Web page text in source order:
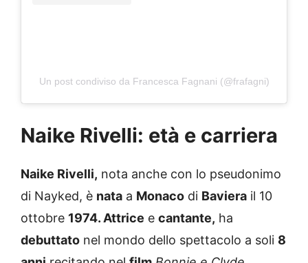
Un post condiviso da Francesca Fagnani (@frafagni)
Naike Rivelli: età e carriera
Naike Rivelli, nota anche con lo pseudonimo
di Nayked, è nata a Monaco di Baviera il 10
ottobre 1974. Attrice e cantante, ha
debuttato nel mondo dello spettacolo a soli 8